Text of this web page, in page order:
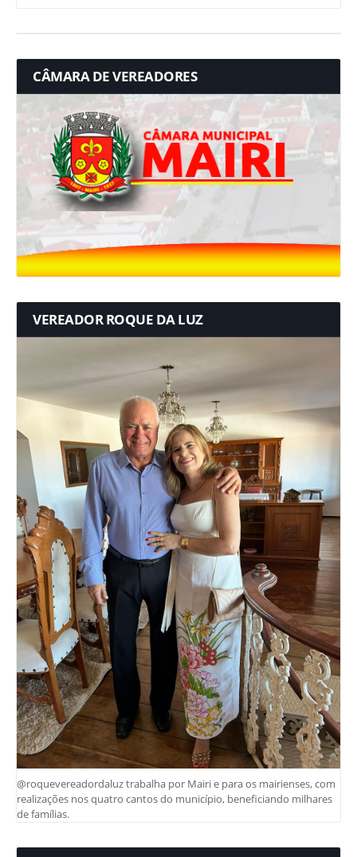
CÂMARA DE VEREADORES
VEREADOR ROQUE DA LUZ
@roquevereadordaluz trabalha por Mairi e para os mairienses, com
realizações nos quatro cantos do município, beneficiando milhares
de famílias.